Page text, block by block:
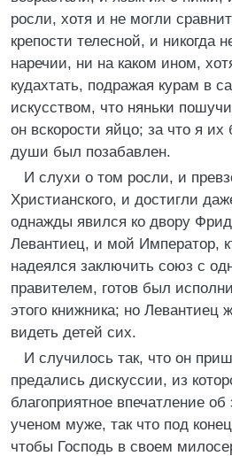
росли, хотя и не могли
крепости телесной, и никогда
наречии, ни на каком ином,
кудахтать, подражая курам в
искусством, что няньки
он вскорости яйцо; за что я
души был позабавлен.
И слухи о том росли, и
Христианского, и достигли
однажды явился ко двору
Левантиец, и мой Император,
надеялся заключить союз с
правителем, готов был
этого книжника; но Левантиец
видеть детей сих.
И случилось так, что он
предались дискуссии, из
благоприятное впечатление
ученом муже, так что под
чтобы Господь в своем